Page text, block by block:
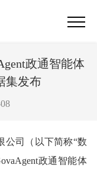
政通智能体
集发布
公司（以下简称“数
政通智能体